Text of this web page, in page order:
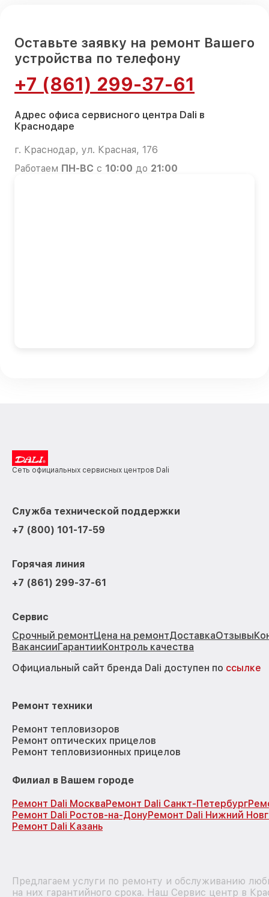
Оставьте заявку на ремонт Вашего
устройства по телефону
+7 (861) 299-37-61
Адрес офиса сервисного центра Dali в
Краснодаре
г. Краснодар, ул. Красная, 176
Работаем ПН-ВС с 10:00 до 21:00
Сеть официальных сервисных центров Dali
Служба технической поддержки
+7 (800) 101-17-59
Горячая линия
+7 (861) 299-37-61
Сервис
Срочный ремонтЦена на ремонтДоставкаОтзывы
ВакансииГарантииКонтроль качества
Официальный сайт бренда Dali доступен по ссылке
Ремонт техники
Ремонт тепловизоров
Ремонт оптических прицелов
Ремонт тепловизионных прицелов
Филиал в Вашем городе
Ремонт Dali МоскваРемонт Dali Санкт-Петербург
Ремонт Dali Ростов-на-ДонуРемонт Dali Нижний
Ремонт Dali Казань
Предлагаем услуги по ремонту и обслуживанию
на них гарантийного срока. Наш Сервис центр в